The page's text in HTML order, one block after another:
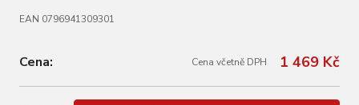
EAN 0796941309301
Cena: Cena včetně DPH 1 469 Kč